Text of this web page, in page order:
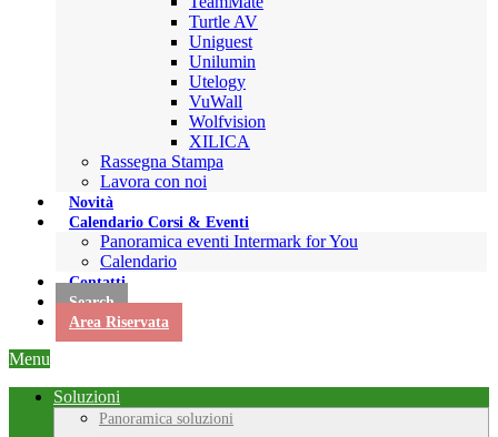
Turtle AV
Uniguest
Unilumin
Utelogy
VuWall
Wolfvision
XILICA
Rassegna Stampa
Lavora con noi
Novità
Calendario Corsi & Eventi
Panoramica eventi Intermark for You
Calendario
Contatti
Search
Area Riservata
Menu
Soluzioni
Panoramica soluzioni